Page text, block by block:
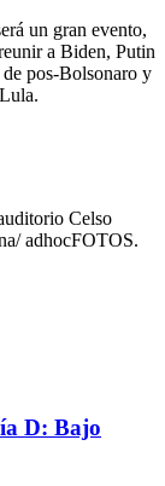
un gran evento,
a Biden, Putin
pos-Bolsonaro y
Celso
adhocFOTOS.
D: Bajo